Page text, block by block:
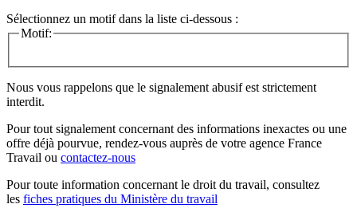
Sélectionnez un motif dans la liste ci-dessous :
Motif:
Nous vous rappelons que le signalement abusif est strictement
interdit.
Pour tout signalement concernant des informations inexactes ou une
offre déjà pourvue, rendez-vous auprès de votre agence France
Travail ou contactez-nous
Pour toute information concernant le droit du travail, consultez
les fiches pratiques du Ministère du travail